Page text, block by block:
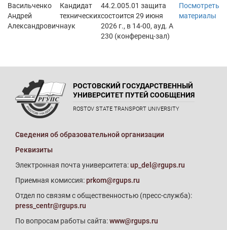
Васильченко
Андрей
Александрович
Кандидат
технических
наук
44.2.005.01 защита
состоится 29 июня
2026 г., в 14-00, ауд. А
230 (конференц-зал)
Посмотреть
материалы
РОСТОВСКИЙ ГОСУДАРСТВЕННЫЙ
УНИВЕРСИТЕТ ПУТЕЙ СООБЩЕНИЯ
ROSTOV STATE TRANSPORT UNIVERSITY
Сведения об образовательной организации
Реквизиты
Электронная почта университета:up_del@rgups.ru
Приемная комиссия:prkom@rgups.ru
Отдел по связям с общественностью (пресс-служба):
press_centr@rgups.ru
По вопросам работы сайта:www@rgups.ru